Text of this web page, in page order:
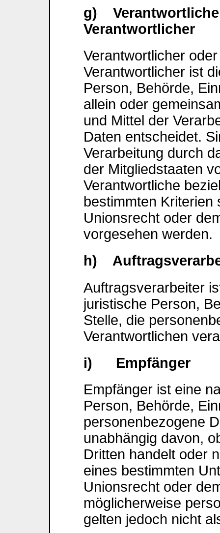
g)
Verantwortlicher
Verantwortlicher
Verantwortlicher ist
Person, Behörde,
allein oder
und Mittel der
Daten entscheidet.
Verarbeitung durch
der Mitgliedstaaten
Verantwortliche
bestimmten Kriterien
Unionsrecht oder
vorgesehen werden.
h)
Auftragsverarbeiter
juristische Person,
Stelle, die
Verantwortlichen
i) Empfänger
Empfänger ist eine
Person, Behörde,
personenbezogene
unabhängig davon,
Dritten handelt oder
eines bestimmten
Unionsrecht oder
möglicherweise
gelten jedoch nicht